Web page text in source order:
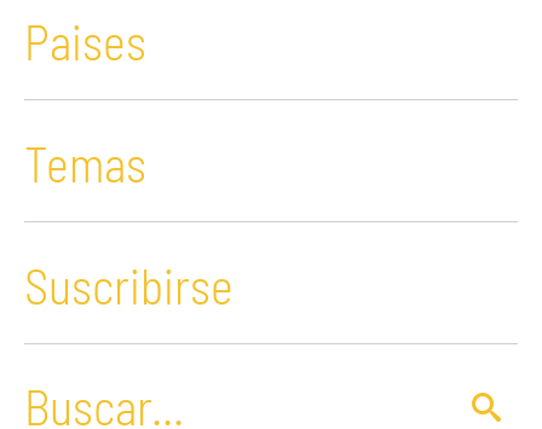
Paises
Temas
Suscribirse